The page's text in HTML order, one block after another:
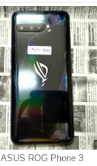
ASUS ROG Phone 3